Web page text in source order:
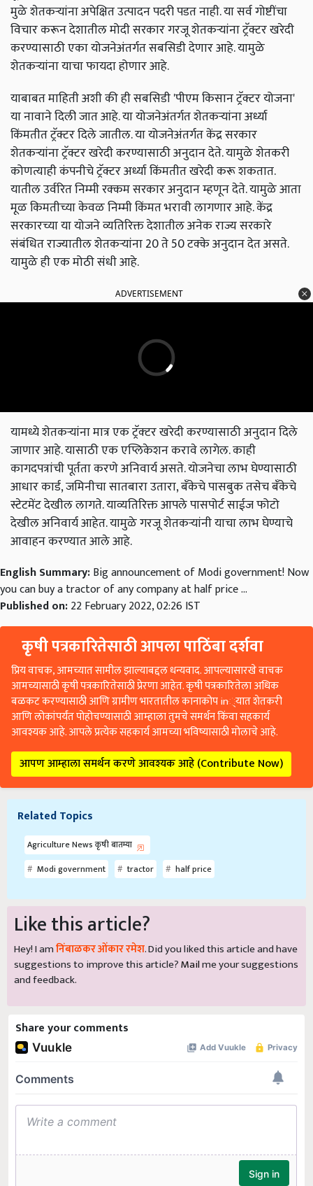
मुळे शेतकऱ्यांना अपेक्षित उत्पादन पदरी पडत नाही. या सर्व गोष्टींचा
विचार करून देशातील मोदी सरकार गरजू शेतकऱ्यांना ट्रॅक्टर खरेदी
करण्यासाठी एका योजनेअंतर्गत सबसिडी देणार आहे. यामुळे
शेतकऱ्यांना याचा फायदा होणार आहे.
याबाबत माहिती अशी की ही सबसिडी 'पीएम किसान ट्रॅक्टर योजना'
या नावाने दिली जात आहे. या योजनेअंतर्गत शेतकऱ्यांना अर्ध्या
किंमतीत ट्रॅक्टर दिले जातील. या योजनेअंतर्गत केंद्र सरकार
शेतकऱ्यांना ट्रॅक्टर खरेदी करण्यासाठी अनुदान देते. यामुळे शेतकरी
कोणत्याही कंपनीचे ट्रॅक्टर अर्ध्या किंमतीत खरेदी करू शकतात.
यातील उर्वरित निम्मी रक्कम सरकार अनुदान म्हणून देते. यामुळे आता
मूळ किमतीच्या केवळ निम्मी किंमत भरावी लागणार आहे. केंद्र
सरकारच्या या योजने व्यतिरिक्त देशातील अनेक राज्य सरकारे
संबंधित राज्यातील शेतकऱ्यांना 20 ते 50 टक्के अनुदान देत असते.
यामुळे ही एक मोठी संधी आहे.
ADVERTISEMENT
यामध्ये शेतकऱ्यांना मात्र एक ट्रॅक्‍टर खरेदी करण्यासाठी अनुदान दिले
जाणार आहे. यासाठी एक एप्लिकेशन करावे लागेल. काही
कागदपत्रांची पूर्तता करणे अनिवार्य असते. योजनेचा लाभ घेण्यासाठी
आधार कार्ड, जमिनीचा सातबारा उतारा, बँकेचे पासबुक तसेच बँकेचे
स्टेटमेंट देखील लागते. याव्यतिरिक्त आपले पासपोर्ट साईज फोटो
देखील अनिवार्य आहेत. यामुळे गरजू शेतकऱ्यांनी याचा लाभ घेण्याचे
आवाहन करण्यात आले आहे.
English Summary:Big announcement of Modi government! Now
you can buy a tractor of any company at half price ...
Published on:22 February 2022, 02:26 IST
कृषी पत्रकारितेसाठी आपला पाठिंबा दर्शवा
प्रिय वाचक, आमच्यात सामील झाल्याबद्दल धन्यवाद. आपल्यासारखे वाचक
आमच्यासाठी कृषी पत्रकारितेसाठी प्रेरणा आहेत. कृषी पत्रकारितेला अधिक
बळकट करण्यासाठी आणि ग्रामीण भारतातील कानाकोप in्यात शेतकरी
आणि लोकांपर्यंत पोहोचण्यासाठी आम्हाला तुमचे समर्थन किंवा सहकार्य
आवश्यक आहे. आपले प्रत्येक सहकार्य आमच्या भविष्यासाठी मोलाचे आहे.
आपण आम्हाला समर्थन करणे आवश्यक आहे (Contribute Now)
Related Topics
Agriculture News कृषी बातम्या
Modi government
tractor half price
Like this article?
Hey! I amनिंबाळकर ओंकार रमेश. Did you liked this article and have
suggestions to improve this article?Mailme your suggestions
and feedback.
Share your comments